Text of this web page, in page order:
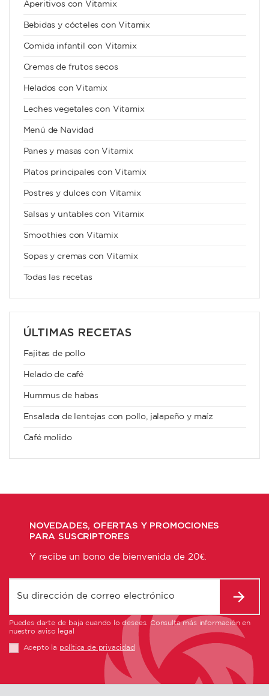
Aperitivos con Vitamix
Bebidas y cócteles con Vitamix
Comida infantil con Vitamix
Cremas de frutos secos
Helados con Vitamix
Leches vegetales con Vitamix
Menú de Navidad
Panes y masas con Vitamix
Platos principales con Vitamix
Postres y dulces con Vitamix
Salsas y untables con Vitamix
Smoothies con Vitamix
Sopas y cremas con Vitamix
Todas las recetas
ÚLTIMAS RECETAS
Fajitas de pollo
Helado de café
Hummus de habas
Ensalada de lentejas con pollo, jalapeño y maíz
Café molido
NOVEDADES, OFERTAS Y PROMOCIONES
PARA SUSCRIPTORES
Y recibe un bono de bienvenida de 20€.
Puedes darte de baja cuando lo desees. Consulta más información en
nuestro aviso legal
Acepto la política de privacidad